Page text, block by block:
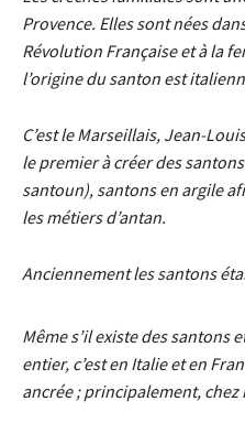
Provence. Elles sont nées
Révolution Française et à la
l’origine du santon est
C’est le Marseillais, Jean-
le premier à créer des
santoun), santons en argile
les métiers d’antan.
Anciennement les santons
Même s’il existe des santons
entier, c’est en Italie et en
ancrée ; principalement, chez